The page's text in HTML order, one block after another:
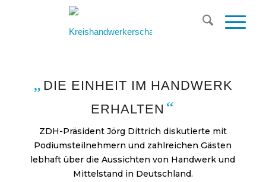
„ DIE EINHEIT IM HANDWERK
ERHALTEN “
ZDH-Präsident Jörg Dittrich diskutierte mit
Podiumsteilnehmern und zahlreichen Gästen
lebhaft über die Aussichten von Handwerk und
Mittelstand in Deutschland.